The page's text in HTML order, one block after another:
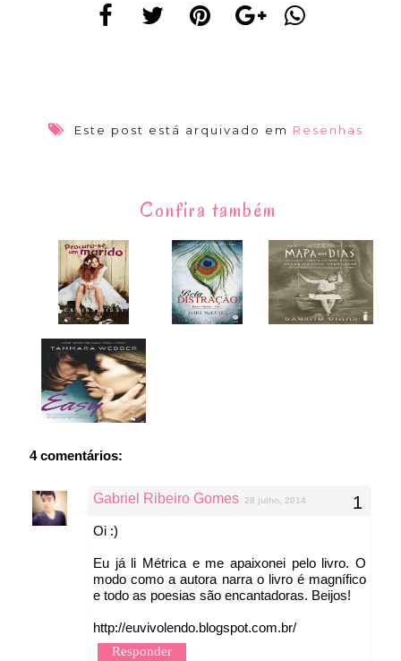
Este post está arquivado em Resenhas
Confira também
4 comentários:
Gabriel Ribeiro Gomes 28 julho, 2014
Oi :)
Eu já li Métrica e me apaixonei pelo livro. O
modo como a autora narra o livro é magnífico
e todo as poesias são encantadoras. Beijos!
http://euvivolendo.blogspot.com.br/
Responder